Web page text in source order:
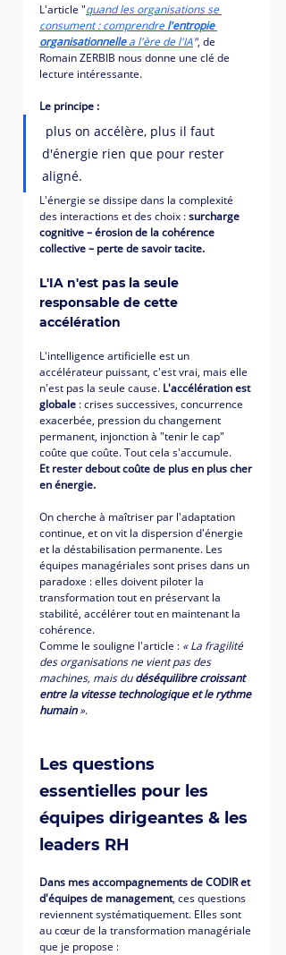
L'article "quand les organisations se
consument : comprendre l'entropie
organisationnelle a l'ère de l'IA", de
Romain ZERBIB nous donne une clé de
lecture intéressante.
Le principe :
plus on accélère, plus il faut
d'énergie rien que pour rester
aligné.
L'énergie se dissipe dans la complexité
des interactions et des choix : surcharge
cognitive – érosion de la cohérence
collective – perte de savoir tacite.
L'IA n'est pas la seule
responsable de cette
accélération
L'intelligence artificielle est un
accélérateur puissant, c'est vrai, mais elle
n'est pas la seule cause. L'accélération est
globale : crises successives, concurrence
exacerbée, pression du changement
permanent, injonction à "tenir le cap"
coûte que coûte. Tout cela s'accumule.
Et rester debout coûte de plus en plus cher
en énergie.
On cherche à maîtriser par l'adaptation
continue, et on vit la dispersion d'énergie
et la déstabilisation permanente. Les
équipes managériales sont prises dans un
paradoxe : elles doivent piloter la
transformation tout en préservant la
stabilité, accélérer tout en maintenant la
cohérence.
Comme le souligne l'article : « La fragilité
des organisations ne vient pas des
machines, mais du déséquilibre croissant
entre la vitesse technologique et le rythme
humain ».
Les questions
essentielles pour les
équipes dirigeantes & les
leaders RH
Dans mes accompagnements de CODIR et
d'équipes de management, ces questions
reviennent systématiquement. Elles sont
au cœur de la transformation managériale
que je propose :